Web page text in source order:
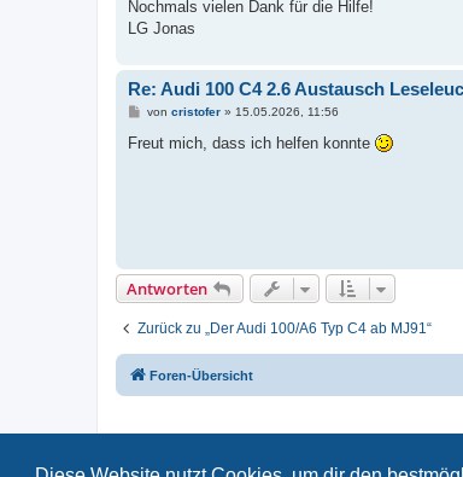
Nochmals vielen Dank für die Hilfe!
LG Jonas
Re: Audi 100 C4 2.6 Austausch
B
i
von cristofer» 15.05.2026, 11:56
Freut mich, dass ich helfen konnte
Antworten
Zurück zu „Der Audi 100/A6 Typ C4 ab MJ91“
Foren-Übersicht